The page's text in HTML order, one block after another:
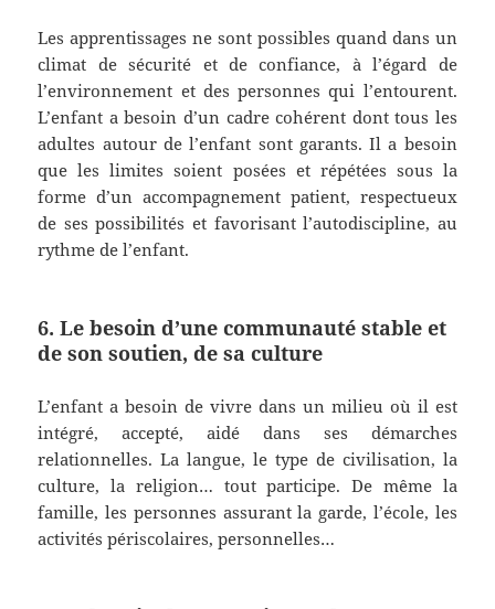
Les apprentissages ne sont possibles quand dans un
climat de sécurité et de confiance, à l’égard de
l’environnement et des personnes qui l’entourent.
L’enfant a besoin d’un cadre cohérent dont tous les
adultes autour de l’enfant sont garants. Il a besoin
que les limites soient posées et répétées sous la
forme d’un accompagnement patient, respectueux
de ses possibilités et favorisant l’autodiscipline, au
rythme de l’enfant.
6. Le besoin d’une communauté stable et
de son soutien, de sa culture
L’enfant a besoin de vivre dans un milieu où il est
intégré, accepté, aidé dans ses démarches
relationnelles. La langue, le type de civilisation, la
culture, la religion… tout participe. De même la
famille, les personnes assurant la garde, l’école, les
activités périscolaires, personnelles…